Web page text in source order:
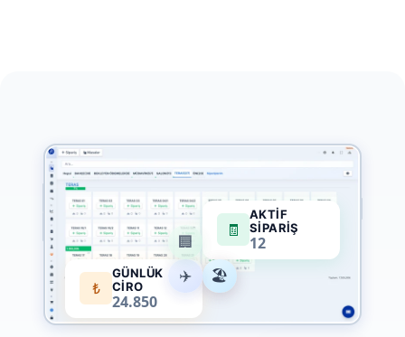
₺
GÜNLÜK
CIRO
24.850
🧾
AKTIF
SIPARIŞ
12
🏠
🏖️
✈️
🏢